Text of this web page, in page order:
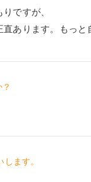
ですが、
あります。もっ
ます。